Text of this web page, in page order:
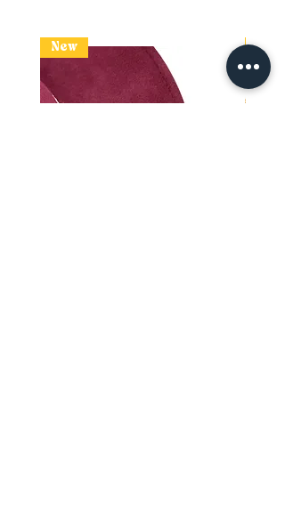
New New